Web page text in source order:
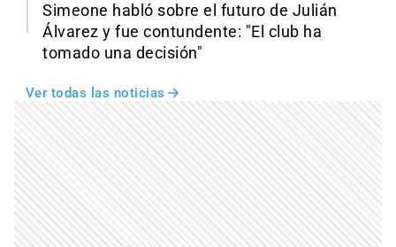
Simeone habló sobre el futuro de Julián
Álvarez y fue contundente: "El club ha
tomado una decisión"
Ver todas las noticias